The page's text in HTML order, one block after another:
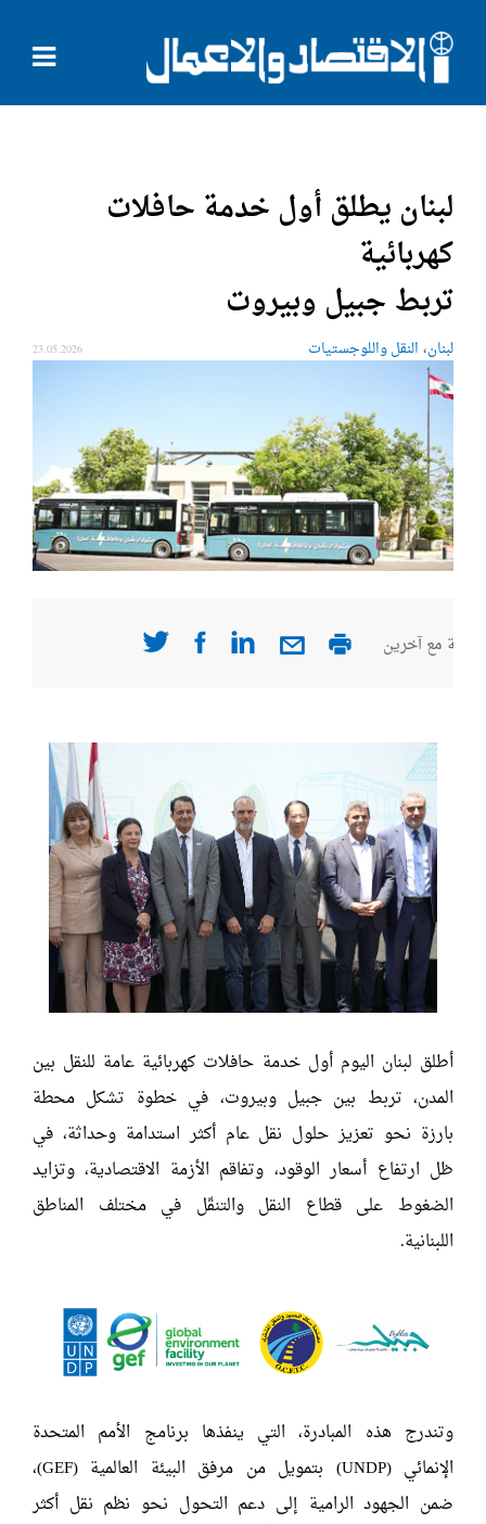
لبنان يطلق أول خدمة حافلات
كهربائية
تربط جبيل وبيروت
لبنان، النقل واللوجستيات 23.05.2026
مع آخرين
أطلق لبنان اليوم أول خدمة حافلات كهربائية عامة للنقل بين
المدن، تربط بين جبيل وبيروت، في خطوة تشكل محطة
بارزة نحو تعزيز حلول نقل عام أكثر استدامة وحداثة، في
ظل ارتفاع أسعار الوقود، وتفاقم الأزمة الاقتصادية، وتزايد
الضغوط على قطاع النقل والتنقّل في مختلف المناطق
اللبنانية.
وتندرج هذه المبادرة، التي ينفذها برنامج الأمم المتحدة
الإنمائي (UNDP) بتمويل من مرفق البيئة العالمية (GEF)،
ضمن الجهود الرامية إلى دعم التحول نحو نظم نقل أكثر